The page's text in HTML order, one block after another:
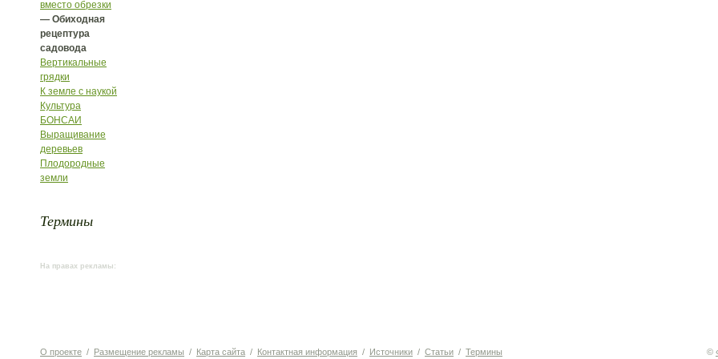
вместо обрезки
— Обиходная
рецептура
садовода
Вертикальные
грядки
К земле с наукой
Культура
БОНСАИ
Выращивание
деревьев
Плодородные
земли
Термины
На правах рекламы:
О проекте / Размещение рекламы / Карта сайта / Контактная информация / Источники / Статьи / Термины ©